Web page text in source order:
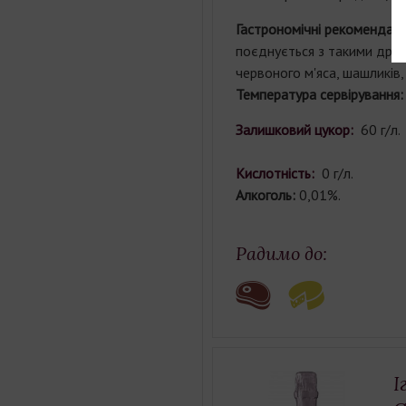
Гастрономічні рекомендації:
поєднується з такими
червоного м'яса,
Температура сервірування:
Залишковий цукор: 60 г/л.
Кислотність: 0 г/л.
Алкоголь: 0,01%.
Радимо до: